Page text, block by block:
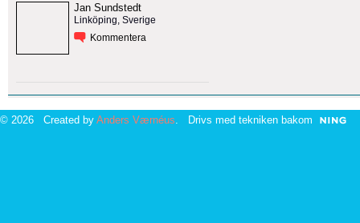
Jan Sundstedt
Linköping, Sverige
Kommentera
© 2026 Created by Anders Værnéus . Drivs med tekniken bakom